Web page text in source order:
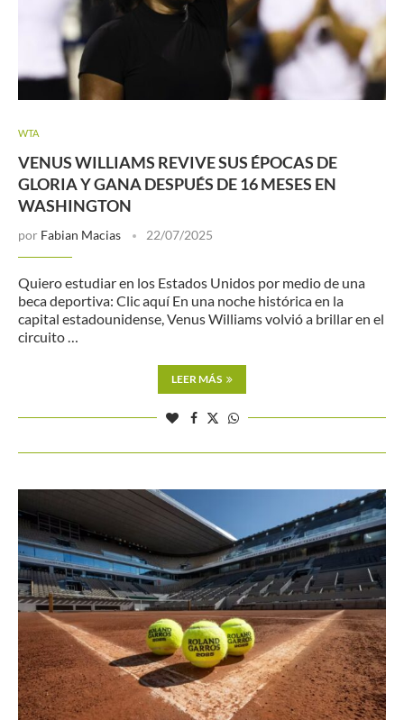
WTA
VENUS WILLIAMS REVIVE SUS ÉPOCAS DE
GLORIA Y GANA DESPUÉS DE 16 MESES EN
WASHINGTON
por Fabian Macias 22/07/2025
Quiero estudiar en los Estados Unidos por medio de una
beca deportiva: Clic aquí En una noche histórica en la
capital estadounidense, Venus Williams volvió a brillar en el
circuito …
LEER MÁS